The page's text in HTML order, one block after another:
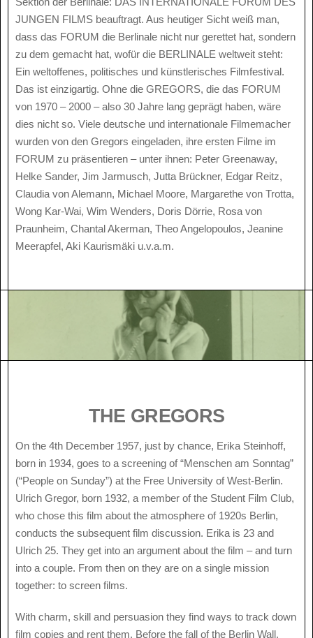
JUNGEN FILMS beauftragt. Aus heutiger Sicht weiß man,
dass das FORUM die Berlinale nicht nur gerettet hat, sondern
zu dem gemacht hat, wofür die BERLINALE weltweit steht:
Ein weltoffenes, politisches und künstlerisches Filmfestival.
Das ist einzigartig. Ohne die GREGORS, die das FORUM
von 1970 – 2000 – also 30 Jahre lang geprägt haben, wäre
dies nicht so. Viele deutsche und internationale Filmemacher
wurden von den Gregors eingeladen, ihre ersten Filme im
FORUM zu präsentieren – unter ihnen: Peter Greenaway,
Helke Sander, Jim Jarmusch, Jutta Brückner, Edgar Reitz,
Claudia von Alemann, Michael Moore, Margarethe von Trotta,
Wong Kar-Wai, Wim Wenders, Doris Dörrie, Rosa von
Praunheim, Chantal Akerman, Theo Angelopoulos, Jeanine
Meerapfel, Aki Kaurismäki u.v.a.m.
THE GREGORS
On the 4th December 1957, just by chance, Erika Steinhoff,
born in 1934, goes to a screening of “Menschen am Sonntag”
(“People on Sunday”) at the Free University of West-Berlin.
Ulrich Gregor, born 1932, a member of the Student Film Club,
who chose this film about the atmosphere of 1920s Berlin,
conducts the subsequent film discussion. Erika is 23 and
Ulrich 25. They get into an argument about the film – and turn
into a couple. From then on they are on a single mission
together: to screen films.
With charm, skill and persuasion they find ways to track down
film copies and rent them. Before the fall of the Berlin Wall,